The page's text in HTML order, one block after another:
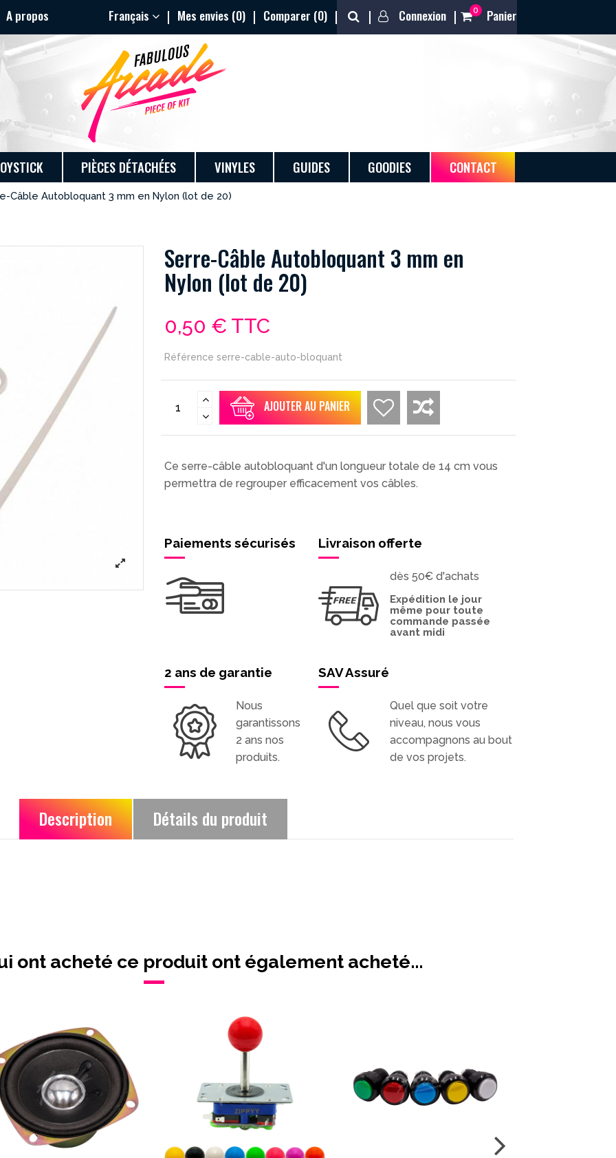
A propos Français Mes envies (0) Comparer (0) Connexion 0 Panier
PIÈCES DÉTACHÉES VINYLES GUIDES GOODIES CONTACT
Câble Autobloquant 3 mm en Nylon (lot de 20)
Serre-Câble Autobloquant 3 mm en
Nylon (lot de 20)
0,50 € TTC
Référence serre-cable-auto-bloquant
AJOUTER AU PANIER
Ce serre-câble autobloquant d'un longueur totale de 14 cm vous
permettra de regrouper efficacement vos câbles.
Paiements sécurisés Livraison offerte
dès 50€ d'achats
Expédition le jour
même pour toute
commande passée
avant midi
2 ans de garantie
Nous
garantissons
2 ans nos
produits.
SAV Assuré
Quel que soit votre
niveau, nous vous
accompagnons au bout
de vos projets.
Description Détails du produit
ont acheté ce produit ont également acheté...